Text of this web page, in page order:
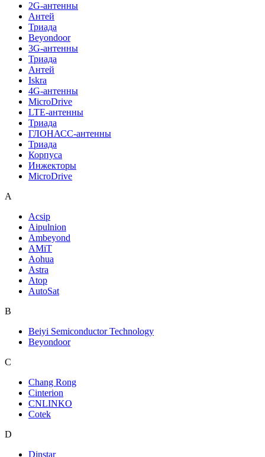
2G-антенны
Антей
Триада
Beyondoor
3G-антенны
Триада
Антей
Iskra
4G-антенны
MicroDrive
LTE-антенны
Триада
ГЛОНАСС-антенны
Триада
Корпуса
Инжекторы
MicroDrive
A
Acsip
Aipulnion
Ambeyond
AMiT
Aohua
Astra
Atop
AutoSat
B
Beiyi Semiconductor Technology
Beyondoor
C
Chang Rong
Cinterion
CNLINKO
Cotek
D
Dinstar